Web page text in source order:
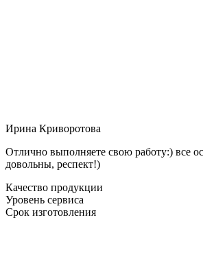
Ирина Криворотова
Отлично выполняете свою работу:) все
довольны, респект!)
Качество продукции
Уровень сервиса
Срок изготовления